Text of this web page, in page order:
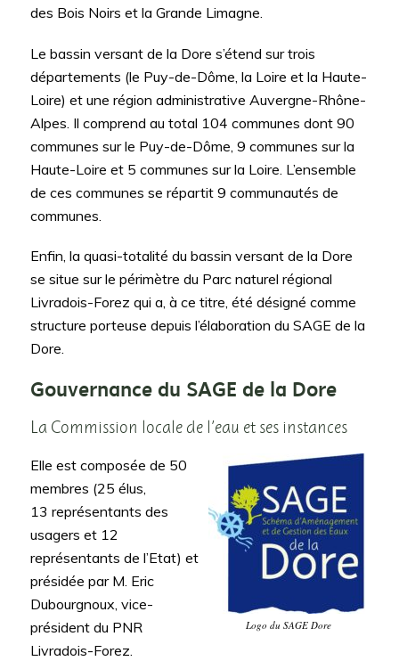
des Bois Noirs et la Grande Limagne.
Le bassin versant de la Dore s’étend sur trois
départements (le Puy-de-Dôme, la Loire et la Haute-
Loire) et une région administrative Auvergne-Rhône-
Alpes. Il comprend au total 104 communes dont 90
communes sur le Puy-de-Dôme, 9 communes sur la
Haute-Loire et 5 communes sur la Loire. L’ensemble
de ces communes se répartit 9 communautés de
communes.
Enfin, la quasi-totalité du bassin versant de la Dore
se situe sur le périmètre du Parc naturel régional
Livradois-Forez qui a, à ce titre, été désigné comme
structure porteuse depuis l’élaboration du SAGE de la
Dore.
Gouvernance du SAGE de la Dore
La Commission locale de l’eau et ses instances
Logo du SAGE Dore
Elle est composée de 50
membres (25 élus,
13 représentants des
usagers et 12
représentants de l’Etat) et
présidée par M. Eric
Dubourgnoux, vice-
président du PNR
Livradois-Forez.